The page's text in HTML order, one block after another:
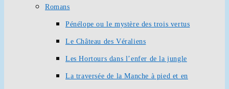
Romans
Pénélope ou le mystère des trois vertus
Le Château des Véraliens
Les Hortours dans l’enfer de la jungle
La traversée de la Manche à pied et en